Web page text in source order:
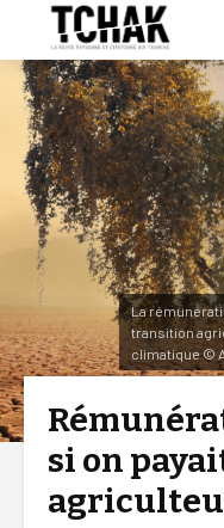
La
transition
climatique ©
si on